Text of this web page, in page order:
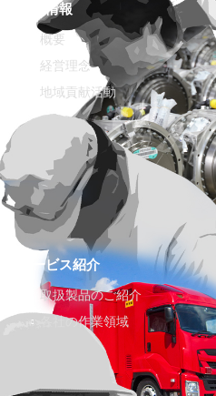
企業情報
概要
経営理念
地域貢献活動
サービス紹介
取扱製品のご紹介
各社の作業領域